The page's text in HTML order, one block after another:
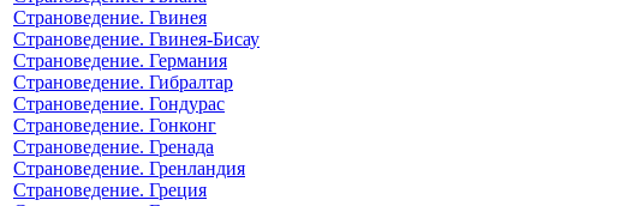
Страноведение. Гвинея
Страноведение. Гвинея-Бисау
Страноведение. Германия
Страноведение. Гибралтар
Страноведение. Гондурас
Страноведение. Гонконг
Страноведение. Гренада
Страноведение. Гренландия
Страноведение. Греция